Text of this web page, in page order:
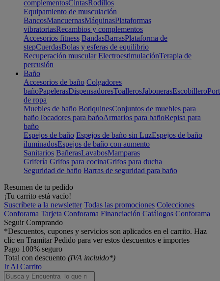
complementosCintasRodillos
Equipamiento de musculación
BancosMancuernasMáquinasPlataformas
vibratoriasRecambios y complementos
Accesorios fitness BandasBarrasPlataforma de
stepCuerdasBolas y esferas de equilibrio
Recuperación muscular ElectroestimulaciónTerapia de
percusión
Baño
Accesorios de baño Colgadores
bañoPapelerasDispensadoresToallerosJabonerasEscobillero
de ropa
Muebles de baño BotiquinesConjuntos de muebles para
bañoTocadores para bañoArmarios para bañoRepisa para
baño
Espejos de baño Espejos de baño sin LuzEspejos de baño
iluminadosEspejos de baño con aumento
Sanitarios BañerasLavabosMamparas
Grifería Grifos para cocinaGrifos para ducha
Seguridad de baño Barras de seguridad para baño
Resumen de tu pedido
¡Tu carrito está vacío!
Suscríbete a la newsletter Todas las promociones Colecciones
Conforama Tarjeta Conforama Financiación Catálogos Conforama
Seguir Comprando
*Descuentos, cupones y servicios son aplicados en el carrito. Haz
clic en Tramitar Pedido para ver estos descuentos e importes
Pago 100% seguro
Total con descuento (IVA incluido*)
Ir Al Carrito